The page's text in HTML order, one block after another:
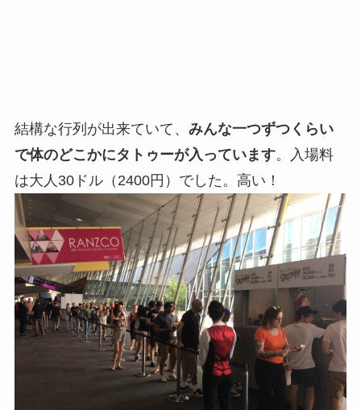
結構な行列が出来ていて、 みんな一つずつくらい
で体のどこかにタトゥーが入っています。入場料
は大人30ドル（2400円）でした。高い！